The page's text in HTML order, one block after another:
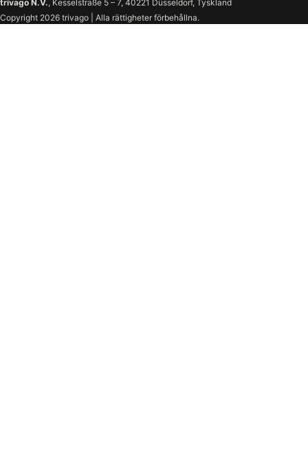
trivago N.V., Kesselstraße 5 – 7, 40221 Düsseldorf, Tyskland
Copyright 2026 trivago | Alla rättigheter förbehållna.